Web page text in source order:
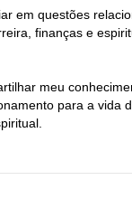
em questões
finanças e
meu
para a vida